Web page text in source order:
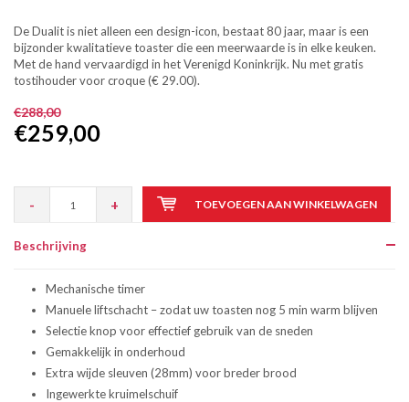
De Dualit is niet alleen een design-icon, bestaat 80 jaar, maar is een
bijzonder kwalitatieve toaster die een meerwaarde is in elke keuken.
Met de hand vervaardigd in het Verenigd Koninkrijk. Nu met gratis
tostihouder voor croque (€ 29.00).
€288,00
€259,00
- + TOEVOEGEN AAN WINKELWAGEN
Beschrijving
Mechanische timer
Manuele liftschacht – zodat uw toasten nog 5 min warm blijven
Selectie knop voor effectief gebruik van de sneden
Gemakkelijk in onderhoud
Extra wijde sleuven (28mm) voor breder brood
Ingewerkte kruimelschuif